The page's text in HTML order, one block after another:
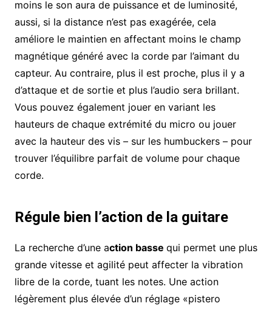
moins le son aura de puissance et de luminosité,
aussi, si la distance n’est pas exagérée, cela
améliore le maintien en affectant moins le champ
magnétique généré avec la corde par l’aimant du
capteur. Au contraire, plus il est proche, plus il y a
d’attaque et de sortie et plus l’audio sera brillant.
Vous pouvez également jouer en variant les
hauteurs de chaque extrémité du micro ou jouer
avec la hauteur des vis – sur les humbuckers – pour
trouver l’équilibre parfait de volume pour chaque
corde.
Régule bien l’action de la guitare
La recherche d’une action basse qui permet une plus
grande vitesse et agilité peut affecter la vibration
libre de la corde, tuant les notes. Une action
légèrement plus élevée d’un réglage «pistero